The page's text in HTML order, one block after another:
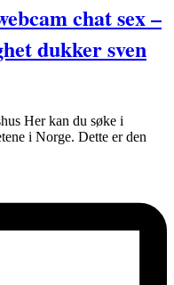
chat sex –
dukker sven
Her kan du søke i
i Norge. Dette er den